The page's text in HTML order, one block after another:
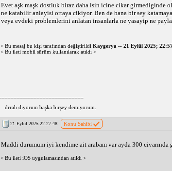
Evet aşk maşk dostluk biraz daha isin icine cikar girmediginde
ne katabilir anlayisi ortaya cikiyor. Ben de bana bir sey
veya evdeki problemlerini anlatan insanlarla ne yasayip ne
< Bu mesaj bu kişi tarafından değiştirildi Kaygerya -- 21 Eylül 2025;
< Bu ileti mobil sürüm kullanılarak atıldı >
drrah diyorum başka birşey demiyorum.
21 Eylül 2025 22:27:48 Konu Sahibi
Maddi durumum iyi kendime ait arabam var ayda 300
< Bu ileti iOS uygulamasından atıldı >